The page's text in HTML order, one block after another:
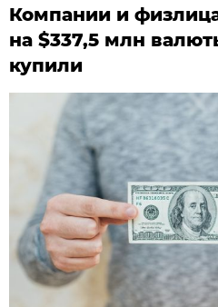
Компании и
на $337,5 млн
купили